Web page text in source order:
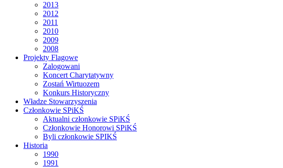
2013
2012
2011
2010
2009
2008
Projekty Flagowe
Zalogowani
Koncert Charytatywny
Zostań Wirtuozem
Konkurs Historyczny
Władze Stowarzyszenia
Członkowie SPiKŚ
Aktualni członkowie SPiKŚ
Członkowie Honorowi SPiKŚ
Byli członkowie SPIKŚ
Historia
1990
1991